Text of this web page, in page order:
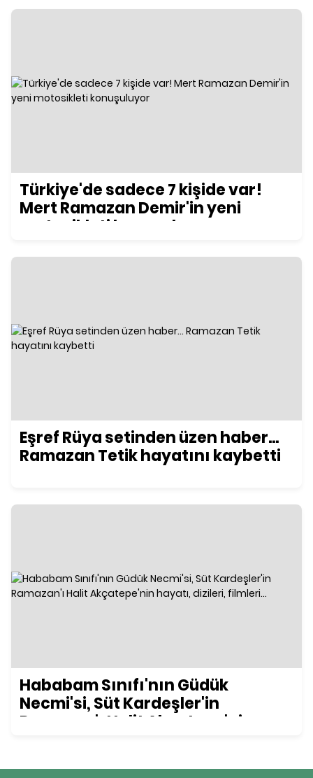
Türkiye'de sadece 7 kişide var!
Mert Ramazan Demir'in yeni
motosikleti konuşuluyor
Eşref Rüya setinden üzen haber...
Ramazan Tetik hayatını kaybetti
Hababam Sınıfı'nın Güdük
Necmi'si, Süt Kardeşler'in
Ramazan'ı Halit Akçatepe'nin